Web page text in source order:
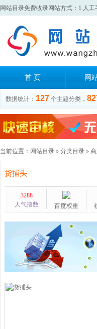
网站目录免费收录网站方式：1.人
首 页 网
数据统计： 127 个主题分类，
当前位置： 网站目录 » 分类目录 »
货捕头
3288
人气指数
百度权重